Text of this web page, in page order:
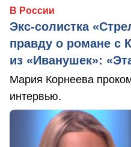
В России
Экс-солистка
правду о романе с
из «Иванушек»:
Мария Корнеева
интервью.